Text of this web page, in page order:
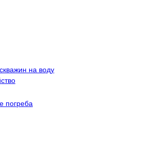
на воду
погреба